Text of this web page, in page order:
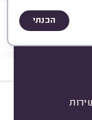
הבנתי
תשתיות